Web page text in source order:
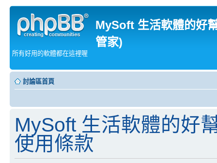
MySoft 生活軟體的好
管家)
所有好用的軟體都在這裡喔
討論區首頁
MySoft 生活軟體的好
使用條款